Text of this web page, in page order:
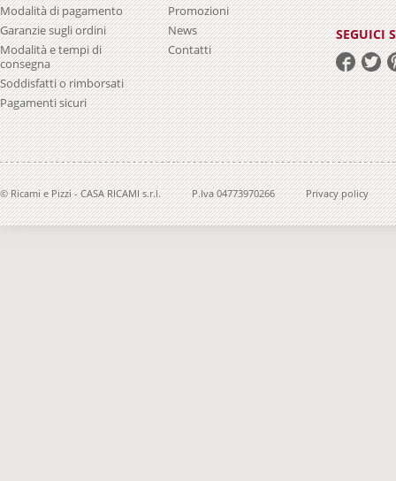
Modalità di pagamento
Garanzie sugli ordini
Modalità e tempi di
consegna
Soddisfatti o rimborsati
Pagamenti sicuri
Promozioni
News
Contatti
SEGUICI
© Ricami e Pizzi - CASA RICAMI s.r.l. P.Iva 04773970266 Privacy policy